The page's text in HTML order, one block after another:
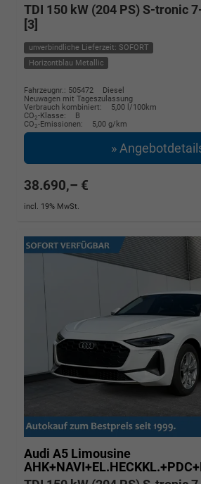
TDI 150 kW (204 PS) S-tronic
[3]
unverbindliche Lieferzeit: SOFORT
Horizontblau Metallic
Fahrzeugnr.: 505472
Diesel
Neuwagen mit Tageszulassung
Verbrauch kombiniert:
5,00 l/100km
CO2-Klasse:
B
CO2-Emissionen: 5,00 g/km
»
38.690,– €
incl. 19% MwSt.
Audi A5 Limousine